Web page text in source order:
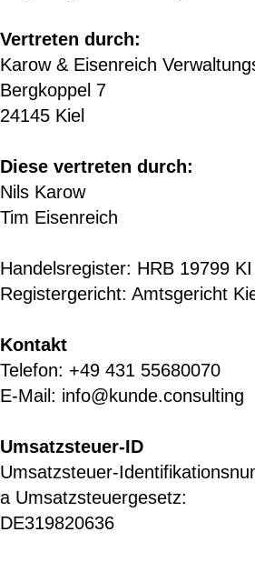
Vertreten durch:
Karow & Eisenreich
Bergkoppel 7
24145 Kiel
Diese vertreten durch:
Nils Karow
Tim Eisenreich
Handelsregister: HRB 19799 KI
Registergericht: Amtsgericht
Kontakt
Telefon: +49 431 55680070
E-Mail: info@kunde.consulting
Umsatzsteuer-ID
Umsatzsteuer-
a Umsatzsteuergesetz:
DE319820636